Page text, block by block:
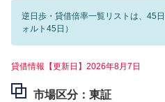
逆日歩・貸借倍率一覧リストは、45
ォルト45日）
貸借情報【更新日】2026年8月7日
市場区分：東証